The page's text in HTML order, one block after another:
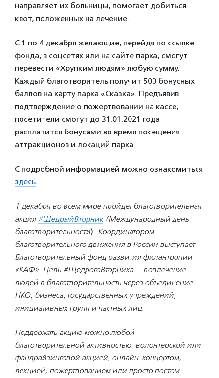
направляет их больницы, помогает добиться
квот, положенных на лечение.
С 1 по 4 декабря желающие, перейдя по ссылке
фонда, в соцсетях или на сайте парка, смогут
перевести «Хрупким людям» любую сумму.
Каждый благотворитель получит 500 бонусных
баллов на карту парка «Сказка». Предъявив
подтверждение о пожертвовании на кассе,
посетители смогут до 31.01.2021 года
расплатится бонусами во время посещения
аттракционов и локаций парка.
С подробной информацией можно ознакомиться
здесь.
1 декабря во всем мире пройдет благотворительная
акция #ЩедрыйВторник(Международный день
благотворительности). Координатором
благотворительного движения в России выступает
Благотворительный фонд развития филантропии
«КАФ». Цель #ЩедрогоВторника — вовлечение
людей в благотворительность через объединение
НКО, бизнеса, государственных учреждений,
инициативных групп и частных лиц.
Поддержать акцию можно любой
благотворительной активностью: волонтерской или
фандрайзинговой акцией, онлайн-концертом,
лекцией, пожертвованием или просто постом